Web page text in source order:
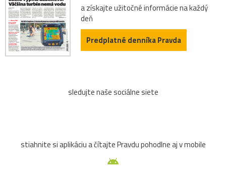
a získajte užitočné informácie na každý
deň
Predplatné denníka Pravda
sledujte naše sociálne siete
stiahnite si aplikáciu a čítajte Pravdu pohodlne aj v mobile